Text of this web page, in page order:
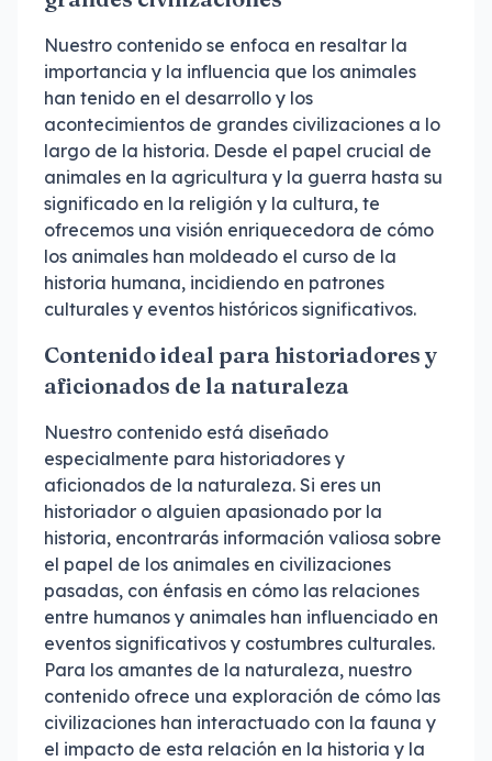
Nuestro contenido se enfoca en resaltar la
importancia y la influencia que los animales
han tenido en el desarrollo y los
acontecimientos de grandes civilizaciones a lo
largo de la historia. Desde el papel crucial de
animales en la agricultura y la guerra hasta su
significado en la religión y la cultura, te
ofrecemos una visión enriquecedora de cómo
los animales han moldeado el curso de la
historia humana, incidiendo en patrones
culturales y eventos históricos significativos.
Contenido ideal para historiadores y
aficionados de la naturaleza
Nuestro contenido está diseñado
especialmente para historiadores y
aficionados de la naturaleza. Si eres un
historiador o alguien apasionado por la
historia, encontrarás información valiosa sobre
el papel de los animales en civilizaciones
pasadas, con énfasis en cómo las relaciones
entre humanos y animales han influenciado en
eventos significativos y costumbres culturales.
Para los amantes de la naturaleza, nuestro
contenido ofrece una exploración de cómo las
civilizaciones han interactuado con la fauna y
el impacto de esta relación en la historia y la